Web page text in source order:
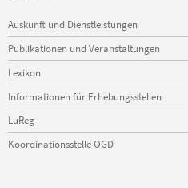
Navigation
überspringen
Auskunft und Dienstleistungen
Publikationen und Veranstaltungen
Lexikon
Informationen für Erhebungsstellen
LuReg
Koordinationsstelle OGD